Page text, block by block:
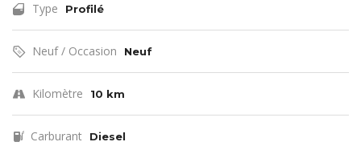
Type Profilé
Neuf / Occasion Neuf
Kilomètre 10 km
Carburant Diesel